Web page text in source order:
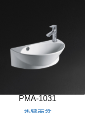
PMA-1031